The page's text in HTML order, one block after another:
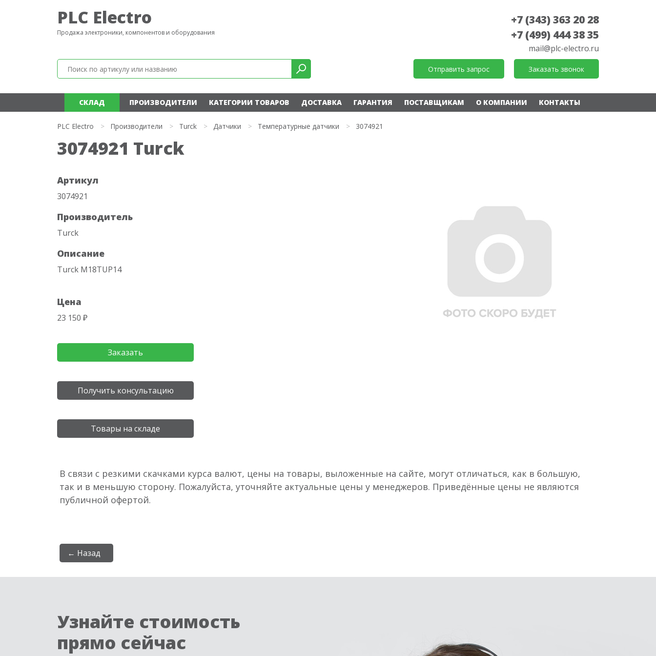
PLC Electro
Продажа электроники, компонентов и оборудования
+7 (343) 363 20 28
+7 (499) 444 38 35
mail@plc-electro.ru
Отправить запрос Заказать звонок
СКЛАД ПРОИЗВОДИТЕЛИ КАТЕГОРИИ ТОВАРОВ ДОСТАВКА ГАРАНТИЯ ПОСТАВЩИКАМ О КОМПАНИИ КОНТАКТЫ
PLC Electro > Производители > Turck > Датчики > Температурные датчики > 3074921
3074921 Turck
Артикул
3074921
Производитель
Turck
Описание
Turck M18TUP14
Цена
23 150 ₽
Заказать
Получить консультацию
Товары на складе
В связи с резкими скачками курса валют, цены на товары, выложенные на сайте, могут отличаться, как в большую,
так и в меньшую сторону. Пожалуйста, уточняйте актуальные цены у менеджеров. Приведённые цены не являются
публичной офертой.
← Назад
Узнайте стоимость
прямо сейчас